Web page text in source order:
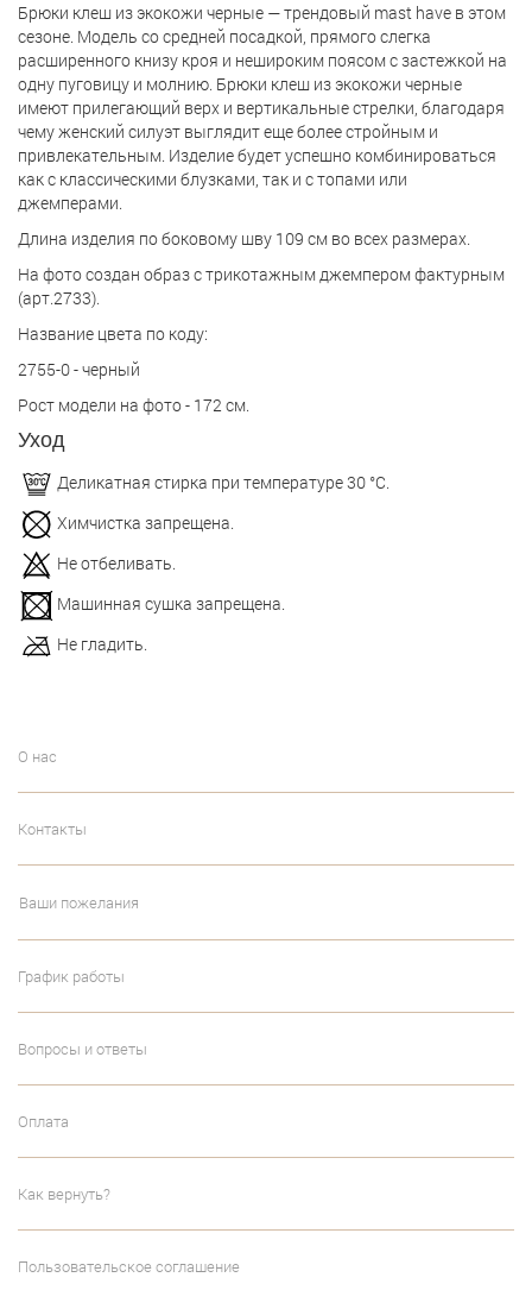
Брюки клеш из экокожи черные — трендовый mast have в этом
сезоне. Модель со средней посадкой, прямого слегка
расширенного книзу кроя и нешироким поясом с застежкой на
одну пуговицу и молнию. Брюки клеш из экокожи черные
имеют прилегающий верх и вертикальные стрелки, благодаря
чему женский силуэт выглядит еще более стройным и
привлекательным. Изделие будет успешно комбинироваться
как с классическими блузками, так и с топами или
джемперами.
Длина изделия по боковому шву 109 см во всех размерах.
На фото создан образ с трикотажным джемпером фактурным
(арт.2733).
Название цвета по коду:
2755-0 - черный
Рост модели на фото - 172 см.
Уход
Деликатная стирка при температуре 30 °С.
Химчистка запрещена.
Не отбеливать.
Машинная сушка запрещена.
Не гладить.
О нас
Контакты
Ваши пожелания
График работы
Вопросы и ответы
Оплата
Как вернуть?
Пользовательское соглашение